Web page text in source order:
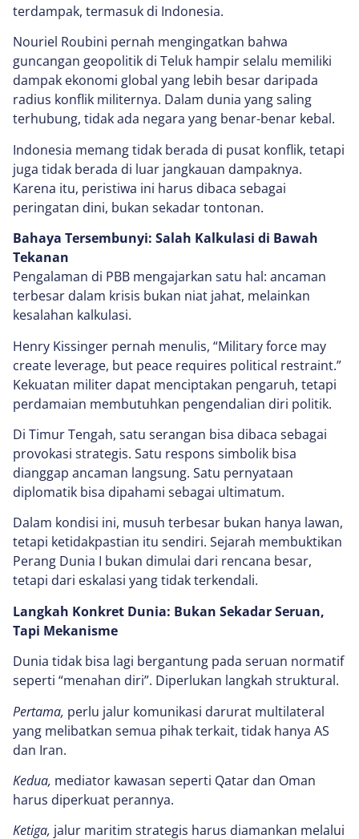
terdampak, termasuk di Indonesia.
Nouriel Roubini pernah mengingatkan bahwa
guncangan geopolitik di Teluk hampir selalu memiliki
dampak ekonomi global yang lebih besar daripada
radius konflik militernya. Dalam dunia yang saling
terhubung, tidak ada negara yang benar-benar kebal.
Indonesia memang tidak berada di pusat konflik, tetapi
juga tidak berada di luar jangkauan dampaknya.
Karena itu, peristiwa ini harus dibaca sebagai
peringatan dini, bukan sekadar tontonan.
Bahaya Tersembunyi: Salah Kalkulasi di Bawah
Tekanan
Pengalaman di PBB mengajarkan satu hal: ancaman
terbesar dalam krisis bukan niat jahat, melainkan
kesalahan kalkulasi.
Henry Kissinger pernah menulis, “Military force may
create leverage, but peace requires political restraint.”
Kekuatan militer dapat menciptakan pengaruh, tetapi
perdamaian membutuhkan pengendalian diri politik.
Di Timur Tengah, satu serangan bisa dibaca sebagai
provokasi strategis. Satu respons simbolik bisa
dianggap ancaman langsung. Satu pernyataan
diplomatik bisa dipahami sebagai ultimatum.
Dalam kondisi ini, musuh terbesar bukan hanya lawan,
tetapi ketidakpastian itu sendiri. Sejarah membuktikan
Perang Dunia I bukan dimulai dari rencana besar,
tetapi dari eskalasi yang tidak terkendali.
Langkah Konkret Dunia: Bukan Sekadar Seruan,
Tapi Mekanisme
Dunia tidak bisa lagi bergantung pada seruan normatif
seperti “menahan diri”. Diperlukan langkah struktural.
Pertama, perlu jalur komunikasi darurat multilateral
yang melibatkan semua pihak terkait, tidak hanya AS
dan Iran.
Kedua, mediator kawasan seperti Qatar dan Oman
harus diperkuat perannya.
Ketiga, jalur maritim strategis harus diamankan melalui